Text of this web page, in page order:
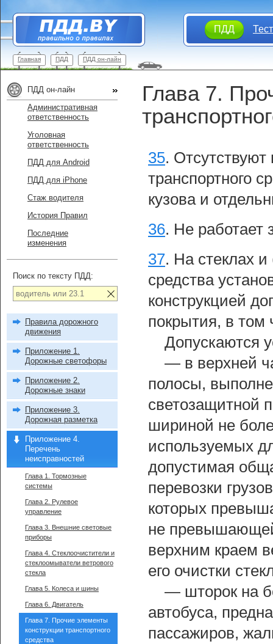
ПДД
Главная ПДД ПДД он-лайн
Глава 7.
35. Отсутствуют
транспортного
кузова и
36. Не работает
37. На стеклах
средства
конструкцией
покрытия, в том
Допускаются
— в верхней
полосы,
светозащитной
шириной не
используемых
допустимая
перевозки
которых
не
верхним краем
его очистки
— шторок на
автобуса,
пассажиров,
ПДД он-лайн
Административная
ответственность
Уголовная
ответственность
ПДД для Android
ПДД для iPhone
Стаж водителя
История Правил
Последние
изменения
Поиск по тексту ПДД:
Правила дорожного
движения
Приложение 1.
Дорожные светофоры
Приложение 2.
Дорожные знаки
Приложение 3.
Дорожная разметка
Приложение 4.
Перечень
неисправностей
Глава 1. Тормозные
системы
Глава 2. Рулевое
управление
Глава 3. Внешние световые
приборы
Глава 4. Стеклоочистители и
стеклоомыватели ветрового
стекла
Глава 5. Колеса и шины
Глава 6. Двигатель
Глава 7. Прочие элементы
конструкции транспортного
средства